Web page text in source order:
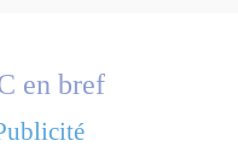
en bref